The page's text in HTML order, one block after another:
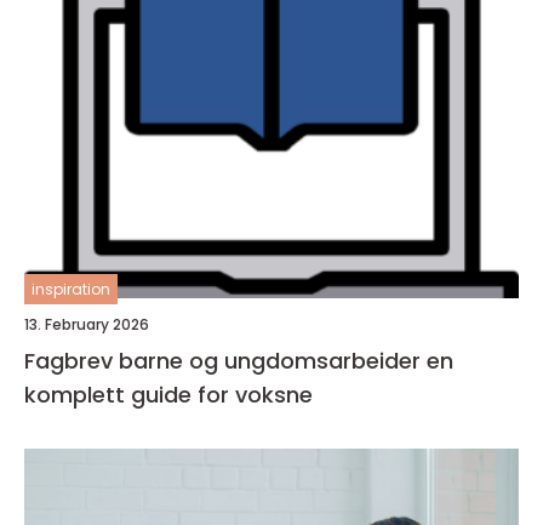
inspiration
13. February 2026
Fagbrev barne og ungdomsarbeider en
komplett guide for voksne